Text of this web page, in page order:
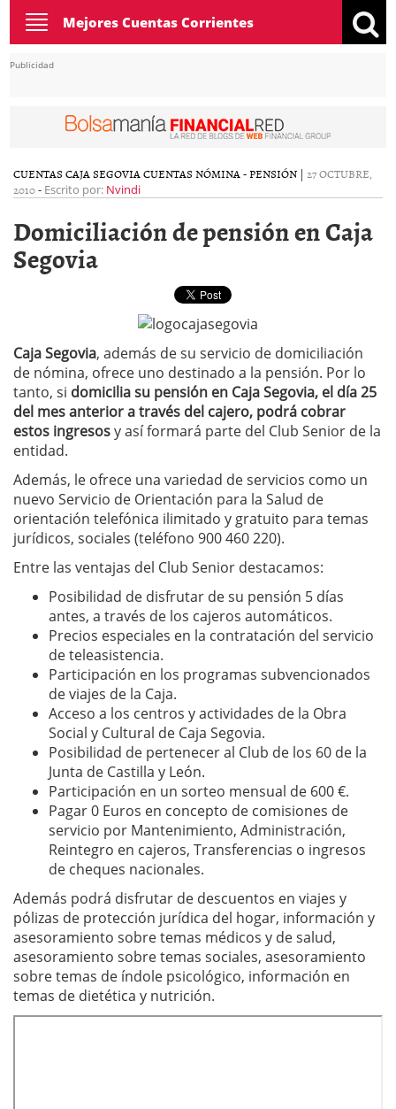
Toggle
navigation
Mejores Cuentas Corrientes
Publicidad
CUENTAS CAJA SEGOVIACUENTAS NÓMINA - PENSIÓN | 27 OCTUBRE,
2010- Escrito por: Nvindi
Domiciliación de pensión en Caja
Segovia
Caja Segovia, además de su servicio de domiciliación
de nómina, ofrece uno destinado a la pensión. Por lo
tanto, si domicilia su pensión en Caja Segovia, el día 25
del mes anterior a través del cajero, podrá cobrar
estos ingresosy así formará parte del Club Senior de la
entidad.
Además, le ofrece una variedad de servicios como un
nuevo Servicio de Orientación para la Salud de
orientación telefónica ilimitado y gratuito para temas
jurídicos, sociales (teléfono 900 460 220).
Entre las ventajas del Club Senior destacamos:
Posibilidad de disfrutar de su pensión 5 días
antes, a través de los cajeros automáticos.
Precios especiales en la contratación del servicio
de teleasistencia.
Participación en los programas subvencionados
de viajes de la Caja.
Acceso a los centros y actividades de la Obra
Social y Cultural de Caja Segovia.
Posibilidad de pertenecer al Club de los 60 de la
Junta de Castilla y León.
Participación en un sorteo mensual de 600 €.
Pagar 0 Euros en concepto de comisiones de
servicio por Mantenimiento, Administración,
Reintegro en cajeros, Transferencias o ingresos
de cheques nacionales.
Además podrá disfrutar de descuentos en viajes y
pólizas de protección jurídica del hogar, información y
asesoramiento sobre temas médicos y de salud,
asesoramiento sobre temas sociales, asesoramiento
sobre temas de índole psicológico, información en
temas de dietética y nutrición.